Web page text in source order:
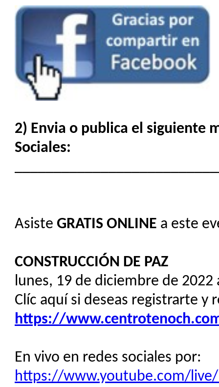
2) Envia o publica el siguiente
Sociales:
Asiste GRATIS ONLINE a este
CONSTRUCCIÓN DE PAZ
lunes, 19 de diciembre de 2022
Clíc aquí si deseas registrarte y
https://
En vivo en redes sociales por:
https://www.youtube.com/live/